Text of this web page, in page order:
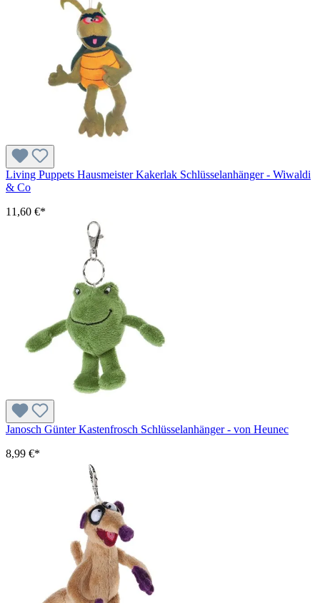
Living Puppets Hausmeister Kakerlak Schlüsselanhänger - Wiwaldi
& Co
11,60 €*
Janosch Günter Kastenfrosch Schlüsselanhänger - von Heunec
8,99 €*